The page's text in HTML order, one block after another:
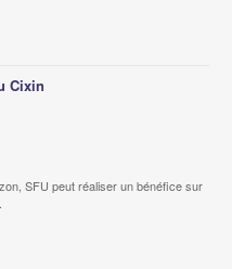
Cixin
SFU peut réaliser un bénéfice sur